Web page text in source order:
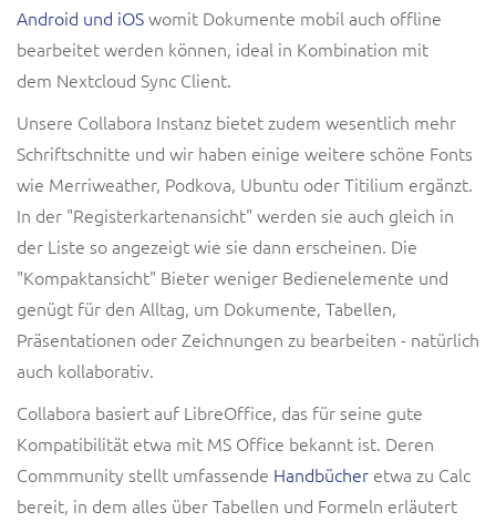
Android und iOSwomit Dokumente mobil auch offline
bearbeitet werden können, ideal in Kombination mit
dem Nextcloud Sync Client.
Unsere Collabora Instanz bietet zudem wesentlich mehr
Schriftschnitte und wir haben einige weitere schöne Fonts
wie Merriweather, Podkova, Ubuntu oder Titilium ergänzt.
In der "Registerkartenansicht" werden sie auch gleich in
der Liste so angezeigt wie sie dann erscheinen. Die
"Kompaktansicht" Bieter weniger Bedienelemente und
genügt für den Alltag, um Dokumente, Tabellen,
Präsentationen oder Zeichnungen zu bearbeiten - natürlich
auch kollaborativ.
Collabora basiert auf LibreOffice, das für seine gute
Kompatibilität etwa mit MS Office bekannt ist. Deren
Commmunity stellt umfassende Handbücher etwa zu Calc
bereit, in dem alles über Tabellen und Formeln erläutert